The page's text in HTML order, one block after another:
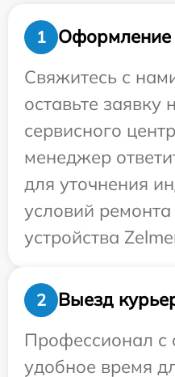
1
Оформление
Свяжитесь с
оставьте заявку
сервисного
менеджер
для уточнения
условий
устройства
2
Выезд
Профессионал с
удобное время